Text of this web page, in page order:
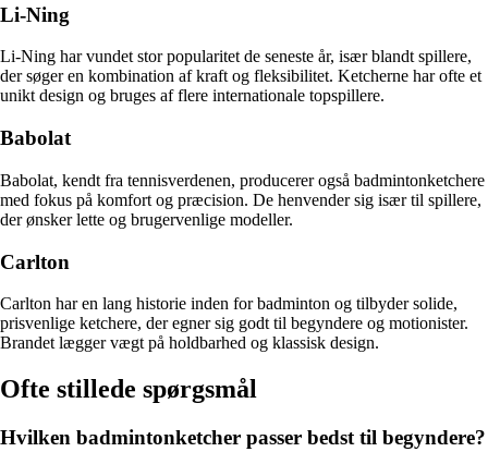
Li-Ning
Li-Ning har vundet stor popularitet de seneste år, især blandt spillere,
der søger en kombination af kraft og fleksibilitet. Ketcherne har ofte et
unikt design og bruges af flere internationale topspillere.
Babolat
Babolat, kendt fra tennisverdenen, producerer også badmintonketchere
med fokus på komfort og præcision. De henvender sig især til spillere,
der ønsker lette og brugervenlige modeller.
Carlton
Carlton har en lang historie inden for badminton og tilbyder solide,
prisvenlige ketchere, der egner sig godt til begyndere og motionister.
Brandet lægger vægt på holdbarhed og klassisk design.
Ofte stillede spørgsmål
Hvilken badmintonketcher passer bedst til begyndere?